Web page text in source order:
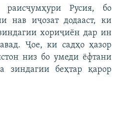
Русия, бо
нав иҷозат додааст, ки
хориҷиён дар ин
Ҷое, ки садҳо ҳазор
низ бо умеди ёфтани
зиндагии беҳтар қарор